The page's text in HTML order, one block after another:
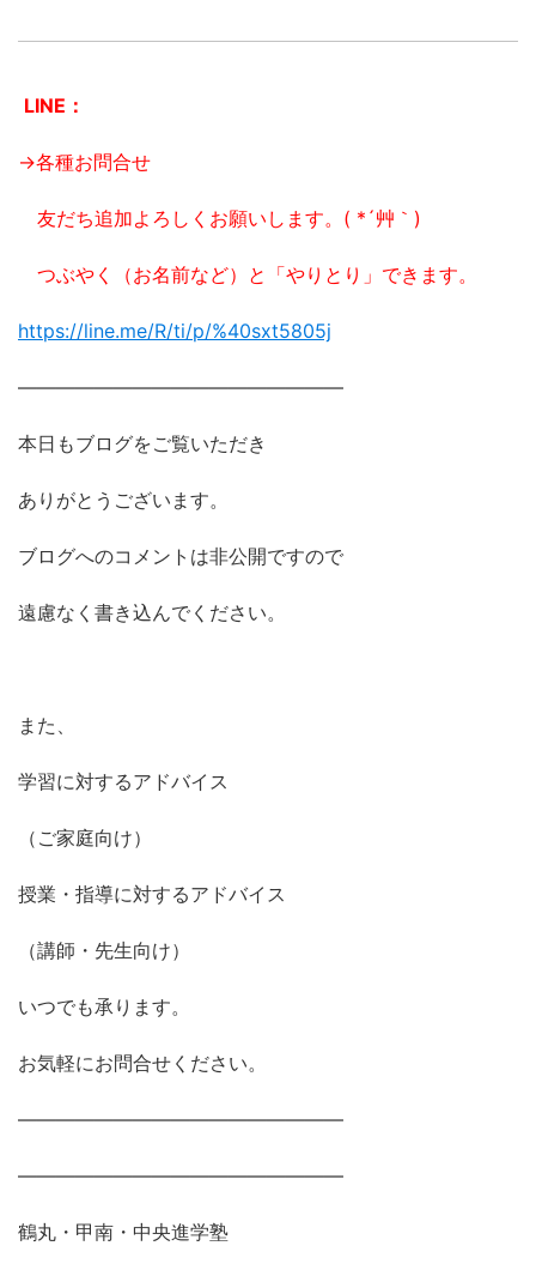
LINE：
→各種お問合せ
友だち追加よろしくお願いします。( *´艸｀)
つぶやく（お名前など）と「やりとり」できます。
https://line.me/R/ti/p/%40sxt5805j
―――――――――――――――――
本日もブログをご覧いただき
ありがとうございます。
ブログへのコメントは非公開ですので
遠慮なく書き込んでください。
また、
学習に対するアドバイス
（ご家庭向け）
授業・指導に対するアドバイス
（講師・先生向け）
いつでも承ります。
お気軽にお問合せください。
―――――――――――――――――
―――――――――――――――――
鶴丸・甲南・中央進学塾